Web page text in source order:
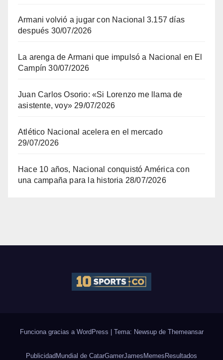
Armani volvió a jugar con Nacional 3.157 días
después 30/07/2026
La arenga de Armani que impulsó a Nacional en El
Campín 30/07/2026
Juan Carlos Osorio: «Si Lorenzo me llama de
asistente, voy» 29/07/2026
Atlético Nacional acelera en el mercado
29/07/2026
Hace 10 años, Nacional conquistó América con
una campaña para la historia 28/07/2026
Funciona gracias a WordPress Tema: Newsup de Themeansar
Publicidad Mundial de CatarGamerJames Memes Resultados